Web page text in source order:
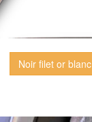
Noir filet or blanc